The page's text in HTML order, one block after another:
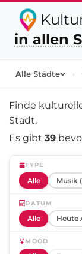
in allen
Alle Städte ›
Finde
Stadt.
Es gibt 39
TYPE
Alle Musik
DATUM
Alle Heute
MOOD